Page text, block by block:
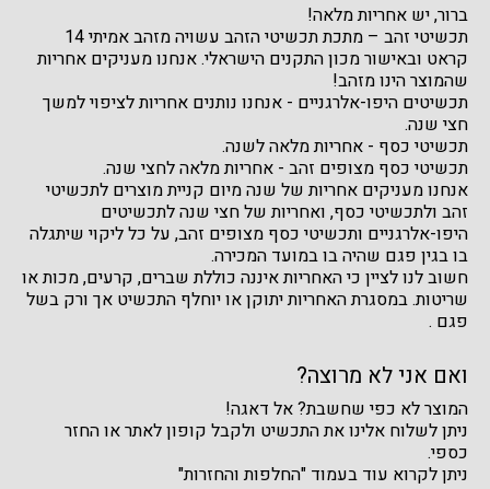
ברור, יש אחריות מלאה!
תכשיטי זהב – מתכת תכשיטי הזהב עשויה מזהב אמיתי 14
קראט ובאישור מכון התקנים הישראלי. אנחנו מעניקים אחריות
שהמוצר הינו מזהב!
תכשיטים היפו-אלרגניים - אנחנו נותנים אחריות לציפוי למשך
חצי שנה.
תכשיטי כסף - אחריות מלאה לשנה.
תכשיטי כסף מצופים זהב - אחריות מלאה לחצי שנה.
אנחנו מעניקים אחריות של שנה מיום קניית מוצרים לתכשיטי
זהב ולתכשיטי כסף, ואחריות של חצי שנה לתכשיטים
היפו-אלרגניים ותכשיטי כסף מצופים זהב, על כל ליקוי שיתגלה
בו בגין פגם שהיה בו במועד המכירה.
חשוב לנו לציין כי האחריות איננה כוללת שברים, קרעים, מכות או
שריטות. במסגרת האחריות יתוקן או יוחלף התכשיט אך ורק בשל
פגם .
ואם אני לא מרוצה?
המוצר לא כפי שחשבת? אל דאגה!
ניתן לשלוח אלינו את התכשיט ולקבל קופון לאתר או החזר
כספי.
ניתן לקרוא עוד בעמוד "החלפות והחזרות"